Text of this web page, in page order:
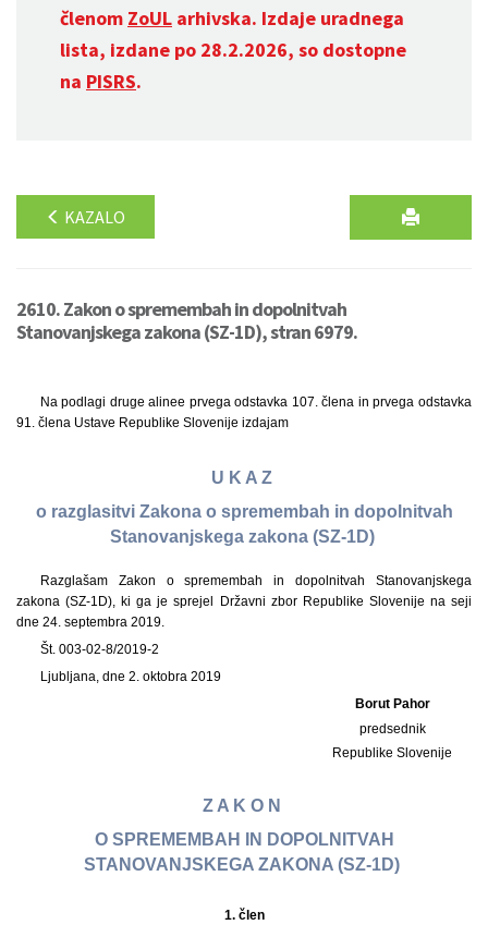
členom ZoUL arhivska. Izdaje uradnega
lista, izdane po 28.2.2026, so dostopne
na PISRS.
KAZALO
2610. Zakon o spremembah in dopolnitvah
Stanovanjskega zakona (SZ-1D), stran 6979.
Na podlagi druge alinee prvega odstavka 107. člena in prvega odstavka
91. člena Ustave Republike Slovenije izdajam
U K A Z
o razglasitvi Zakona o spremembah in dopolnitvah
Stanovanjskega zakona (SZ-1D)
Razglašam Zakon o spremembah in dopolnitvah Stanovanjskega
zakona (SZ-1D), ki ga je sprejel Državni zbor Republike Slovenije na seji
dne 24. septembra 2019.
Št. 003-02-8/2019-2
Ljubljana, dne 2. oktobra 2019
Borut Pahor
predsednik
Republike Slovenije
Z A K O N
O SPREMEMBAH IN DOPOLNITVAH
STANOVANJSKEGA ZAKONA (SZ-1D)
1. člen